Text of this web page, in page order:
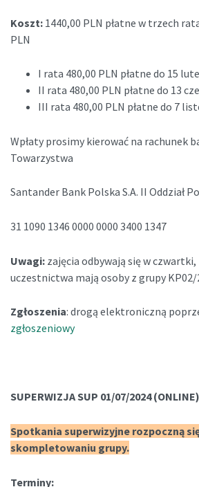
Koszt: 1440,00 PLN płatne w trzech
PLN
I rata 480,00 PLN płatne do 15
II rata 480,00 PLN płatne do 13
III rata 480,00 PLN płatne do 7
Wpłaty prosimy kierować na rachunek
Towarzystwa
Santander Bank Polska S.A. II Oddział
31 1090 1346 0000 0000 3400 1347
Uwagi: zajęcia odbywają się w
uczestnictwa mają osoby z grupy KP02/
Zgłoszenia: drogą elektroniczną
zgłoszeniowy
SUPERWIZJA SUP 01/07/2024 (ONLINE)
Spotkania superwizyjne rozpoczną
skompletowaniu grupy.
Terminy: